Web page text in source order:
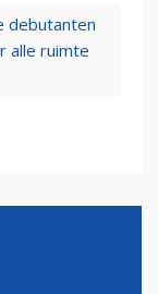
debutanten
alle ruimte